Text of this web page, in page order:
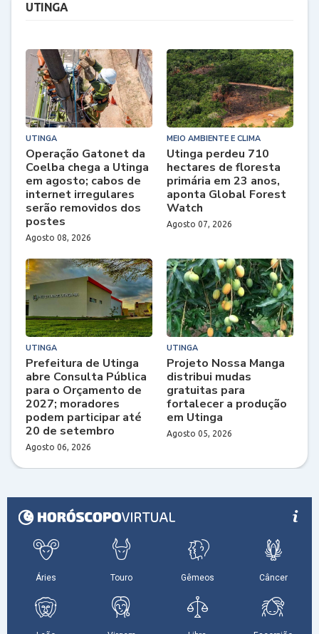
UTINGA
UTINGA
Operação Gatonet da
Coelba chega a Utinga
em agosto; cabos de
internet irregulares
serão removidos dos
postes
Agosto 08, 2026
MEIO AMBIENTE E CLIMA
Utinga perdeu 710
hectares de floresta
primária em 23 anos,
aponta Global Forest
Watch
Agosto 07, 2026
UTINGA
Prefeitura de Utinga
abre Consulta Pública
para o Orçamento de
2027; moradores
podem participar até
20 de setembro
Agosto 06, 2026
UTINGA
Projeto Nossa Manga
distribui mudas
gratuitas para
fortalecer a produção
em Utinga
Agosto 05, 2026